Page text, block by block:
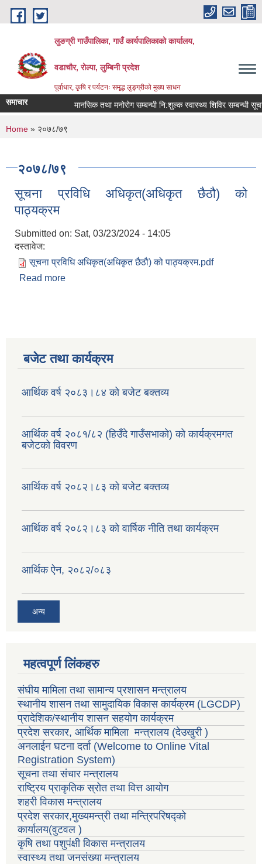
Skip to main content
लुङग्री गाउँपालिका, गाउँ कार्यपालिकाको कार्यालय,
वडाचौर, रोल्पा, लुम्बिनी प्रदेश
पूर्वाधार, कृषि र पर्यटनः समृद्ध लुङ्ग्रीको मुख्य साधन
समाचार मानसिक तथा मनोरोग सम्बन्धी नि:शुल्क स्वास्थ्य शिविर सम्बन्धी सूचना
You are here
Home » २०७८/७९
२०७८/७९
सूचना प्रविधि अधिकृत(अधिकृत छैठौ) को
पाठ्यक्रम
Submitted on: Sat, 03/23/2024 - 14:05
दस्तावेज:
सूचना प्रविधि अधिकृत(अधिकृत छैठौ) को पाठ्यक्रम.pdf
Read more
बजेट तथा कार्यक्रम
आर्थिक वर्ष २०८३।८४ को बजेट बक्तव्य
आर्थिक वर्ष २०८१/८२ (हिउँदे गाउँसभाको) को कार्यक्रमगत
बजेटको विवरण
आर्थिक वर्ष २०८२।८३ को बजेट बक्तव्य
आर्थिक वर्ष २०८२।८३ को वार्षिक नीति तथा कार्यक्रम
आर्थिक ऐन, २०८२/०८३
अन्य
महत्वपूर्ण लिंकहरु
संघीय मामिला तथा सामान्य प्रशासन मन्त्रालय
स्थानीय शासन तथा सामुदायिक विकास कार्यक्रम (LGCDP)
प्रादेशिक/स्थानीय शासन सहयोग कार्यक्रम
प्रदेश सरकार, आर्थिक मामिला मन्त्रालय (देउखुरी )
अनलाईन घटना दर्ता (Welcome to Online Vital
Registration System)
सूचना तथा संचार मन्त्रालय
राष्ट्रिय प्राकृतिक स्रोत तथा वित्त आयोग
शहरी विकास मन्त्रालय
प्रदेश सरकार,मुख्यमन्त्री तथा मन्त्रिपरिषद्को
कार्यालय(वुटवल )
कृषि तथा पशुपंक्षी विकास मन्त्रालय
स्वास्थ्य तथा जनसंख्या मन्त्रालय